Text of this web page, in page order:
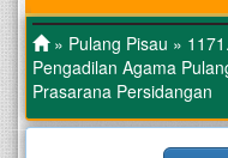
» Pulang Pisau »
Pengadilan Agama
Prasarana Persidangan